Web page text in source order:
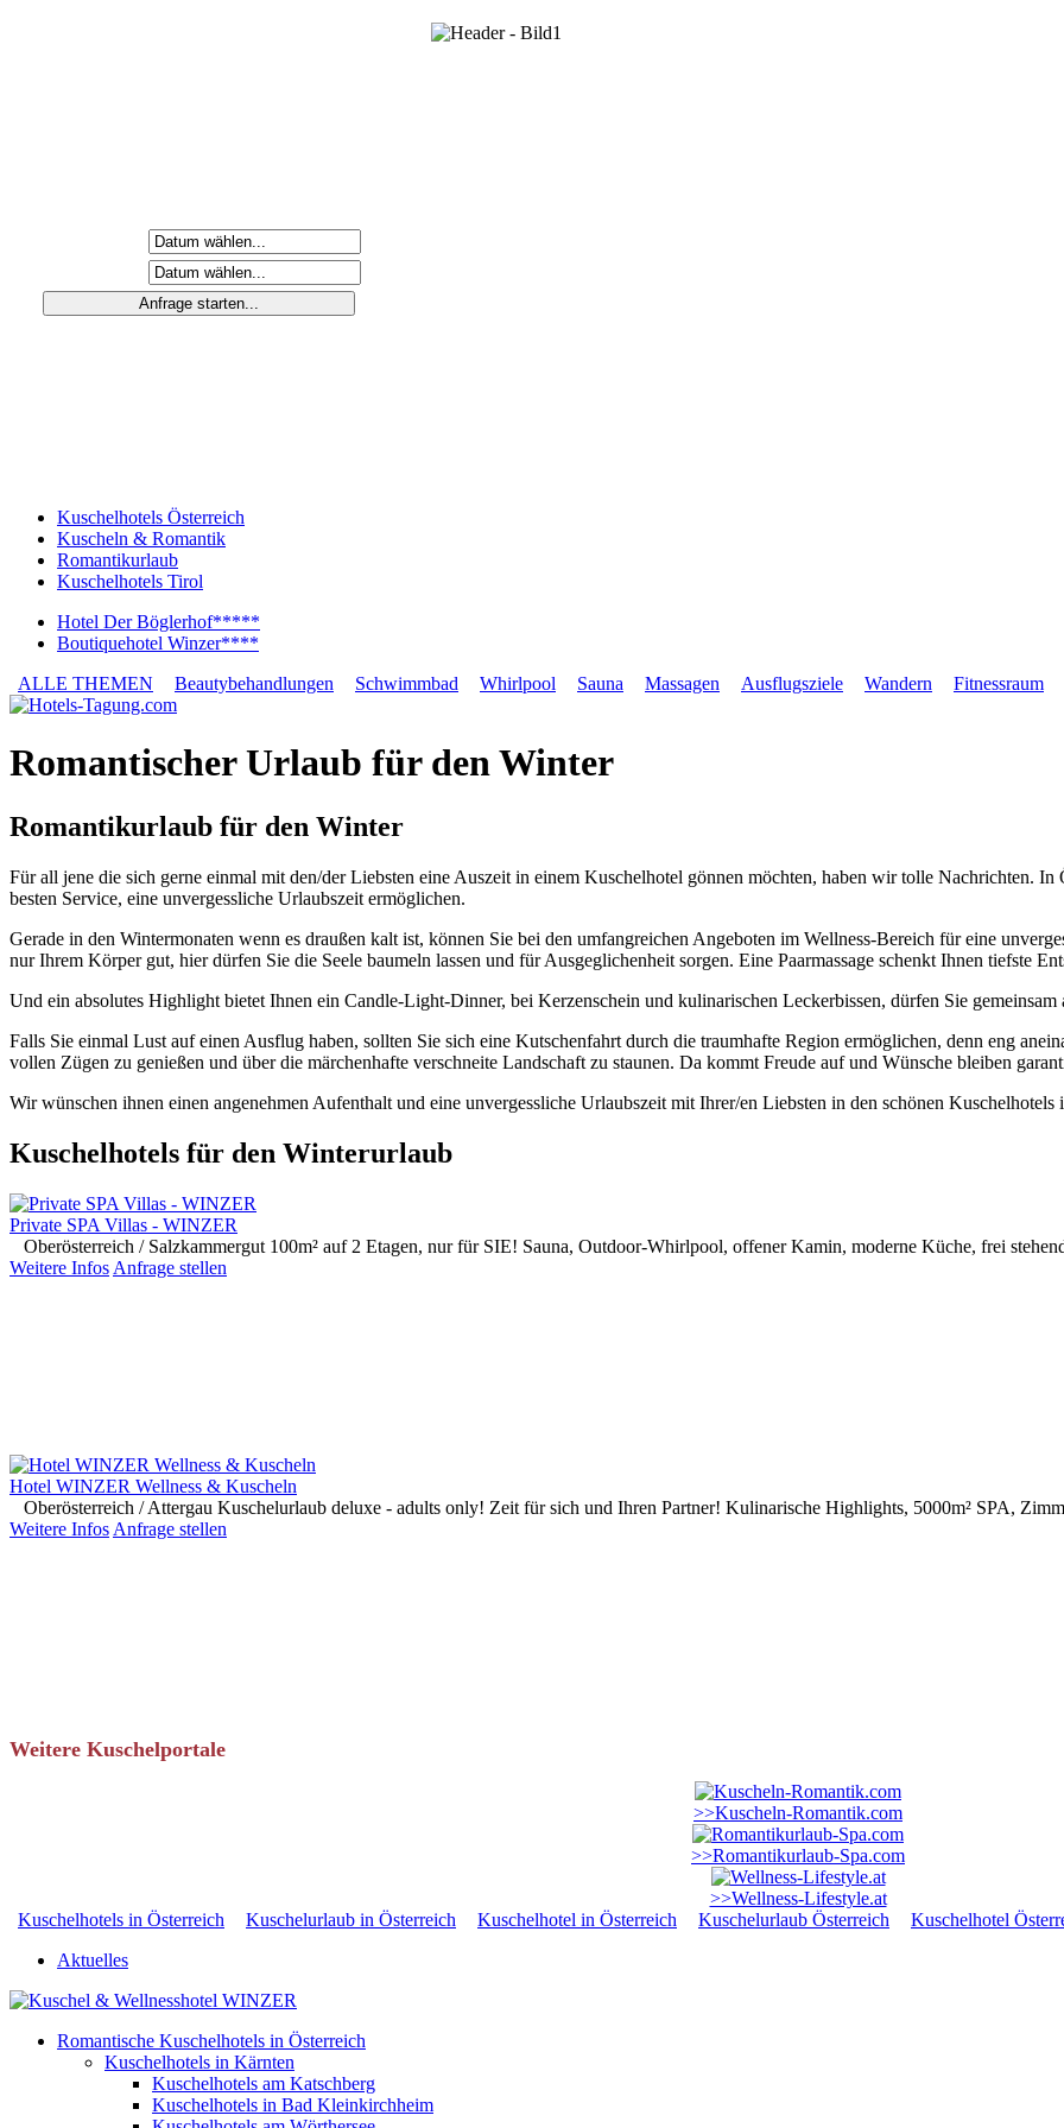
Kuschelhotels Österreich
Kuscheln & Romantik
Romantikurlaub
Kuschelhotels Tirol
Hotel Der Böglerhof*****
Boutiquehotel Winzer****
ALLE THEMEN
Beautybehandlungen Schwimmbad Whirlpool Sauna Massagen Ausflugsziele Wandern Fitnessraum
Romantischer Urlaub für den Winter
Romantikurlaub für den Winter
Für all jene die sich gerne einmal mit den/der Liebsten eine Auszeit in einem Kuschelhotel gönnen möchten, haben wir tolle Nachrichten.
besten Service, eine unvergessliche Urlaubszeit ermöglichen.
Gerade in den Wintermonaten wenn es draußen kalt ist, können Sie bei den umfangreichen Angeboten im Wellness-Bereich für eine
nur Ihrem Körper gut, hier dürfen Sie die Seele baumeln lassen und für Ausgeglichenheit sorgen. Eine Paarmassage schenkt Ihnen tiefste
Und ein absolutes Highlight bietet Ihnen ein Candle-Light-Dinner, bei Kerzenschein und kulinarischen Leckerbissen, dürfen Sie
Falls Sie einmal Lust auf einen Ausflug haben, sollten Sie sich eine Kutschenfahrt durch die traumhafte Region ermöglichen, denn eng
vollen Zügen zu genießen und über die märchenhafte verschneite Landschaft zu staunen. Da kommt Freude auf und Wünsche bleiben
Wir wünschen ihnen einen angenehmen Aufenthalt und eine unvergessliche Urlaubszeit mit Ihrer/en Liebsten in den schönen Kuschelhotels
Kuschelhotels für den Winterurlaub
Private SPA Villas - WINZER
Oberösterreich / Salzkammergut 100m² auf 2 Etagen, nur für SIE! Sauna, Outdoor-Whirlpool, offener Kamin, moderne Küche, frei
Weitere Infos Anfrage stellen
Hotel WINZER Wellness & Kuscheln
Oberösterreich / Attergau Kuschelurlaub deluxe - adults only! Zeit für sich und Ihren Partner! Kulinarische Highlights, 5000m² SPA,
Weitere Infos Anfrage stellen
Weitere Kuschelportale
>>Kuscheln-Romantik.com
>>Romantikurlaub-Spa.com
>>Wellness-Lifestyle.at
Kuschelhotels in Österreich
Kuschelurlaub in Österreich Kuschelhotel in Österreich Kuschelurlaub Österreich
Kuschelhotel
Aktuelles
Romantische Kuschelhotels in Österreich
Kuschelhotels in Kärnten
Kuschelhotels am Katschberg
Kuschelhotels in Bad Kleinkirchheim